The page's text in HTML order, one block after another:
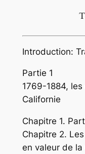
Introduction:
Partie 1
1769-1884,
Californie
Chapitre 1.
Chapitre 2.
en valeur de la